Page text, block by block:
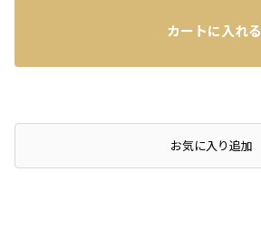
カートに入れる
お気に入り追加